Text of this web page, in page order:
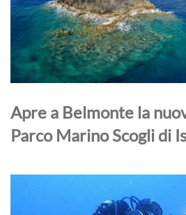
Apre a Belmonte la
Parco Marino Scogli di